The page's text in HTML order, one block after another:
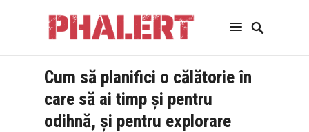
Cum să planifici o călătorie în
care să ai timp și pentru
odihnă, și pentru explorare